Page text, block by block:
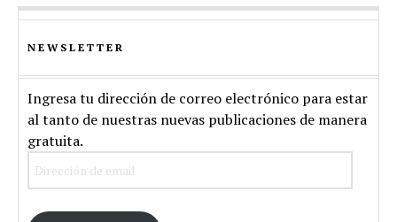
NEWSLETTER
Ingresa tu dirección de correo electrónico para estar
al tanto de nuestras nuevas publicaciones de manera
gratuita.